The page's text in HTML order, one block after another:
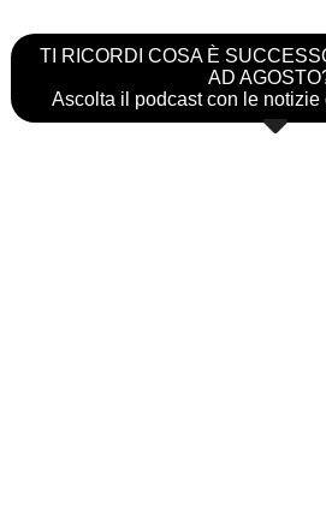
TI RICORDI COSA È
AD
Ascolta il podcast con le